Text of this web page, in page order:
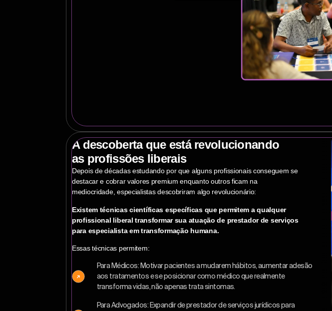
A descoberta que está revolucionando
as profissões liberais
Depois de décadas estudando por que alguns profissionais conseguem se
destacar e cobrar valores premium enquanto outros ficam na
mediocridade, especialistas descobriram algo revolucionário:
Existem técnicas científicas específicas que permitem a qualquer
profissional liberal transformar sua atuação de prestador de serviços
para especialista em transformação humana.
Essas técnicas permitem:
Para Médicos: Motivar pacientes a mudarem hábitos, aumentar adesão
aos tratamentos e se posicionar como médico que realmente
transforma vidas, não apenas trata sintomas.
Para Advogados: Expandir de prestador de serviços jurídicos para